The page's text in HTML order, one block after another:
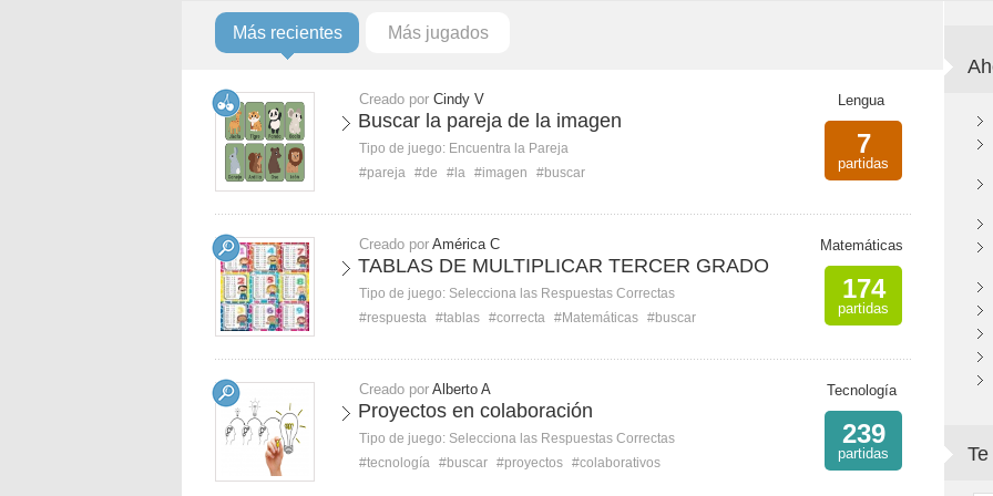
Más recientes Más jugados
Creado por Cindy V
Buscar la pareja de la imagen
Tipo de juego: Encuentra la Pareja
#pareja #de #la #imagen #buscar
Lengua
7
partidas
Creado por América C
TABLAS DE MULTIPLICAR TERCER GRADO
Tipo de juego: Selecciona las Respuestas Correctas
#respuesta #tablas #correcta #Matemáticas #buscar
Matemáticas
174
partidas
Creado por Alberto A
Proyectos en colaboración
Tipo de juego: Selecciona las Respuestas Correctas
#tecnología #buscar #proyectos #colaborativos
Tecnología
239
partidas